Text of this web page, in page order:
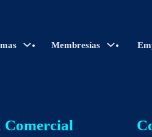
Membresías
Comercial